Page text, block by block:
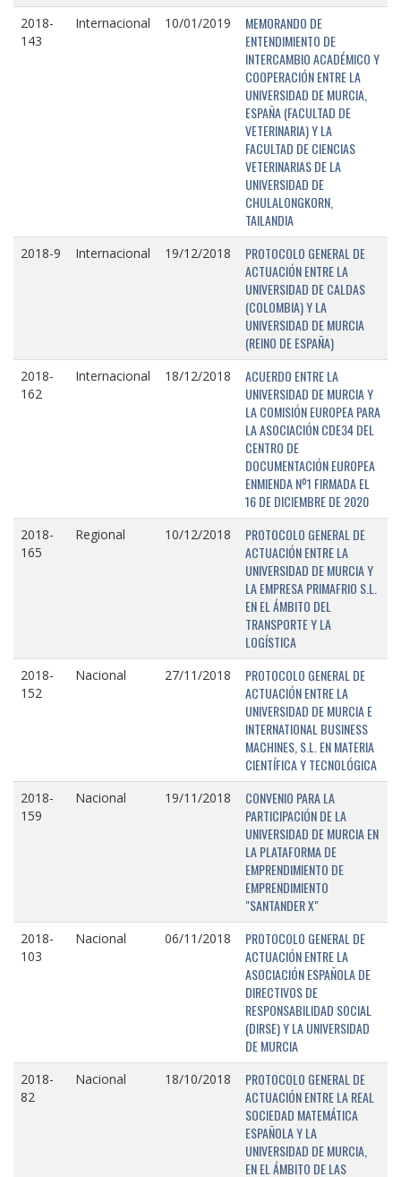
2018-
143
Internacional 10/01/2019
MEMORANDO DE
ENTENDIMIENTO DE
INTERCAMBIO ACADÉMICO Y
COOPERACIÓN ENTRE LA
UNIVERSIDAD DE MURCIA,
ESPAÑA (FACULTAD DE
VETERINARIA) Y LA
FACULTAD DE CIENCIAS
VETERINARIAS DE LA
UNIVERSIDAD DE
CHULALONGKORN,
TAILANDIA
2018-9 Internacional 19/12/2018
PROTOCOLO GENERAL DE
ACTUACIÓN ENTRE LA
UNIVERSIDAD DE CALDAS
(COLOMBIA) Y LA
UNIVERSIDAD DE MURCIA
(REINO DE ESPAÑA)
2018-
162
Internacional 18/12/2018
ACUERDO ENTRE LA
UNIVERSIDAD DE MURCIA Y
LA COMISIÓN EUROPEA PARA
LA ASOCIACIÓN CDE34 DEL
CENTRO DE
DOCUMENTACIÓN EUROPEA
ENMIENDA Nº1 FIRMADA EL
16 DE DICIEMBRE DE 2020
2018-
165
Regional 10/12/2018
PROTOCOLO GENERAL DE
ACTUACIÓN ENTRE LA
UNIVERSIDAD DE MURCIA Y
LA EMPRESA PRIMAFRIO S.L.
EN EL ÁMBITO DEL
TRANSPORTE Y LA
LOGÍSTICA
2018-
152
Nacional 27/11/2018
PROTOCOLO GENERAL DE
ACTUACIÓN ENTRE LA
UNIVERSIDAD DE MURCIA E
INTERNATIONAL BUSINESS
MACHINES, S.L. EN MATERIA
CIENTÍFICA Y TECNOLÓGICA
2018-
159
Nacional 19/11/2018
CONVENIO PARA LA
PARTICIPACIÓN DE LA
UNIVERSIDAD DE MURCIA EN
LA PLATAFORMA DE
EMPRENDIMIENTO DE
EMPRENDIMIENTO
"SANTANDER X"
2018-
103
Nacional 06/11/2018
PROTOCOLO GENERAL DE
ACTUACIÓN ENTRE LA
ASOCIACIÓN ESPAÑOLA DE
DIRECTIVOS DE
RESPONSABILIDAD SOCIAL
(DIRSE) Y LA UNIVERSIDAD
DE MURCIA
2018-
82
Nacional 18/10/2018
PROTOCOLO GENERAL DE
ACTUACIÓN ENTRE LA REAL
SOCIEDAD MATEMÁTICA
ESPAÑOLA Y LA
UNIVERSIDAD DE MURCIA,
EN EL ÁMBITO DE LAS